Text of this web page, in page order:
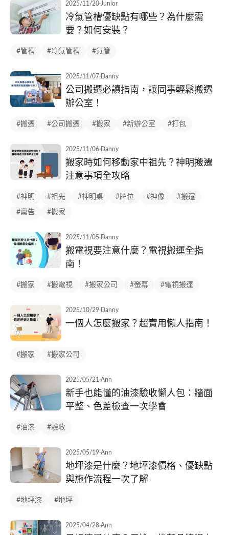
2025/11/20·Junior
冷氣管槽優缺點有哪些？為什麼需
要？如何安裝？
#管槽 #冷氣管槽 #氣管
2025/11/07· Danny
公司搬遷必讀指南，讓同事輕鬆搬遷
辦公室！
#搬遷 #公司搬遷 #搬家 #新辦公室 #打包
2025/11/06· Danny
搬家時如何移動家中祖先？神明搬遷
注意事項全攻略
#神明 #祖先 #神明桌 #牌位 #神像 #搬遷
#稟告 #搬家
2025/11/05· Danny
搬電視要注意什麼？電視搬運全指
南！
#搬家 #搬電視 #搬家公司 #螢幕 #電視搬運
2025/10/29· Danny
一個人怎麼搬家？超實用懶人指南！
#搬家 #搬家公司
2025/05/21 ·Ann
新手也能懂的油漆驗收懶人包：牆面
平整、色差檢查一次學會
#油漆 #驗收
2025/05/19·Ann
地坪漆是什麼？地坪漆價格、優缺點
與施作流程一次了解
#地坪漆 #地坪
2025/04/28·Ann